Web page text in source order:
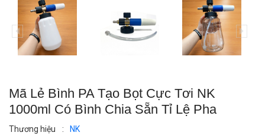
Mã Lẻ Bình PA Tạo Bọt Cực Tơi NK
1000ml Có Bình Chia Sẵn Tỉ Lệ Pha
Thương hiệu : NK